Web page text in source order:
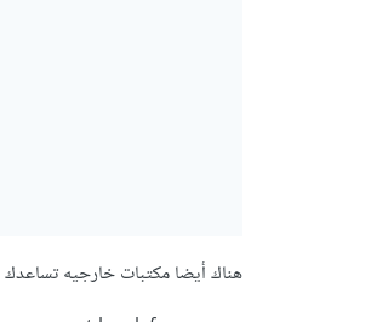
هناك أيضا مكتبات خارجيه تساعدك